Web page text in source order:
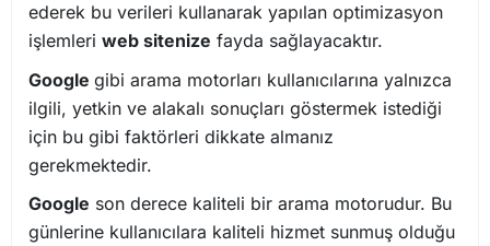
ederek bu verileri kullanarak yapılan optimizasyon
işlemleri web sitenize fayda sağlayacaktır.
Google gibi arama motorları kullanıcılarına yalnızca
ilgili, yetkin ve alakalı sonuçları göstermek istediği
için bu gibi faktörleri dikkate almanız
gerekmektedir.
Google son derece kaliteli bir arama motorudur. Bu
günlerine kullanıcılara kaliteli hizmet sunmuş olduğu